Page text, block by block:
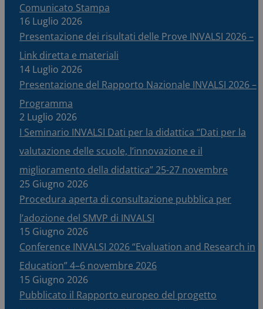
Comunicato Stampa
16 Luglio 2026
Presentazione dei risultati delle Prove INVALSI 2026 –
Link diretta e materiali
14 Luglio 2026
Presentazione del Rapporto Nazionale INVALSI 2026 –
Programma
2 Luglio 2026
I Seminario INVALSI Dati per la didattica “Dati per la
valutazione delle scuole, l’innovazione e il
miglioramento della didattica” 25-27 novembre
25 Giugno 2026
Procedura aperta di consultazione pubblica per
l’adozione del SMVP di INVALSI
15 Giugno 2026
Conference INVALSI 2026 “Evaluation and Research in
Education” 4–6 novembre 2026
15 Giugno 2026
Pubblicato il Rapporto europeo del progetto